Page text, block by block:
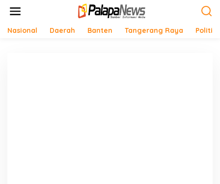
Nasional Daerah Banten Tangerang Raya Politik